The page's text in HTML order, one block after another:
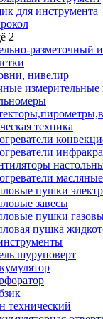
для инструмента
2
разметочный
нивелир
техника
масляные
пушки
завесы
пушки
пушка
шуруповерт
технический